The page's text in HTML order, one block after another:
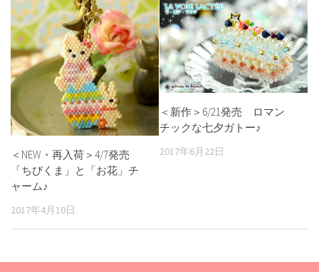
＜NEW・再入荷＞4/7発売
「ちびくま」と「お花」チ
ャーム♪
2017年4月10日
＜新作＞6/21発売 ロマン
チックな七夕ガトー♪
2017年6月22日